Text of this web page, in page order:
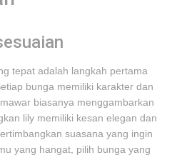
tepat adalah langkah pertama
bunga memiliki karakter dan
biasanya menggambarkan
lily memiliki kesan elegan dan
suasana yang ingin
yang hangat, pilih bunga yang